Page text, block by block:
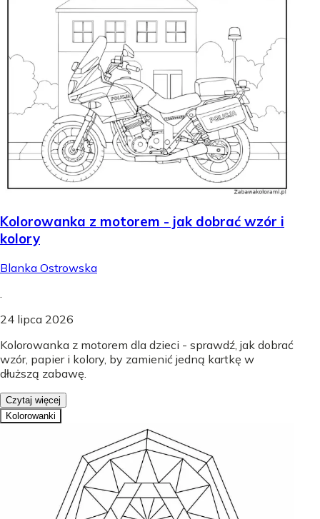
Kolorowanka z motorem - jak dobrać wzór i
kolory
Blanka Ostrowska
24 lipca 2026
Kolorowanka z motorem dla dzieci - sprawdź, jak dobrać
wzór, papier i kolory, by zamienić jedną kartkę w
dłuższą zabawę.
Czytaj więcej
Kolorowanki